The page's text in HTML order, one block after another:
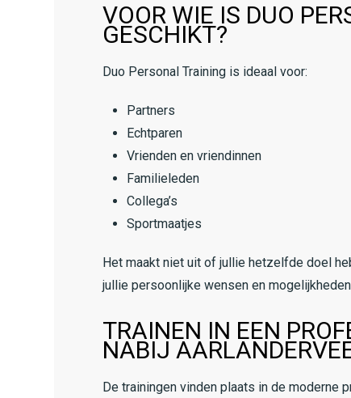
VOOR WIE IS DUO
GESCHIKT?
Duo Personal Training is ideaal voor:
Partners
Echtparen
Vrienden en vriendinnen
Familieleden
Collega’s
Sportmaatjes
Het maakt niet uit of jullie hetzelfde doel
jullie persoonlijke wensen en
TRAINEN IN EEN
NABIJ
De trainingen vinden plaats in de moderne